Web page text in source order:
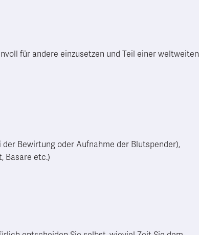
für andere einzusetzen und Teil einer weltweiten
Bewirtung oder Aufnahme der Blutspender),
Basare etc.)